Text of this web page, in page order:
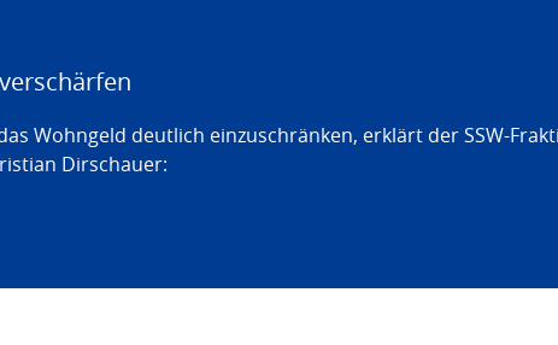
Wohngeld deutlich einzuschränken, erklärt der SSW-
Dirschauer: